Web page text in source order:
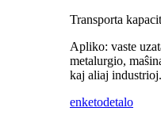
Transporta
Apliko: vaste
metalurgio,
kaj aliaj industrioj.
enketodetalo